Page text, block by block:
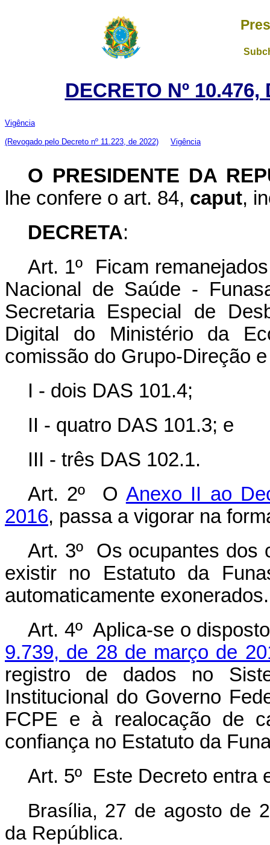
DECRETO Nº
Vigência
(Revogado pelo Decreto nº 11.223, de 2022) Vigência
O PRESIDENTE DA
lhe confere o art. 84, caput,
DECRETA:
Art. 1º Ficam
Nacional de Saúde -
Secretaria Especial de
Digital do Ministério da
comissão do Grupo-Direção
I - dois DAS 101.4;
II - quatro DAS 101.3; e
III - três DAS 102.1.
Art. 2º O Anexo II ao
2016, passa a vigorar na
Art. 3º Os ocupantes dos
existir no Estatuto da
automaticamente exonerados.
Art. 4º Aplica-se o
9.739, de 28 de março de
registro de dados no
Institucional do Governo
FCPE e à realocação de
confiança no Estatuto da
Art. 5º Este Decreto entra
Brasília, 27 de agosto de
da República.